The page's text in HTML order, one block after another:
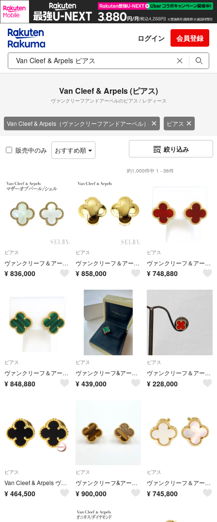
ログイン 会員登録
Van Cleef & Arpels (ピアス)
ヴァンクリーフアンドアーペルのピアス / レディース
Van Cleef & Arpels（ヴァンクリーフアンドアーペル） ピアス
販売中のみ おすすめ順 絞り込み
約1,000件中 1 - 36件
ピアス
ヴァンクリーフ＆アーペル K18YG マザーオブパール/シェル ピアス ヴィンテージアルハンブラ
¥ 836,000
ピアス
ヴァンクリーフ＆アーペル K18YG ピアス ピュアアルハンブラ
¥ 858,000
ピアス
ヴァンクリーフ＆アーペル ヴィンテージ アルハンブラ ピアス VCARD40400 Au750 (K18YG) レディース Van Cleef & Arpels [美品] 【中古】 【ジュエリー】
¥ 748,880
ピアス
ヴァンクリーフ＆アーペル ヴィンテージ アルハンブラ ピアス VCARO3QL00 Au750 (K18YG) レディース Van Cleef & Arpels [美品] 【中古】 【ジュエリー】
¥ 848,880
ピアス
ヴァンクリーフ&アーペル ヴィンテージンアルハンブラ ピアス マラカイト 片耳
¥ 439,000
ピアス
ヴァンクリーフ＆アーペル ピアス スウィート アルハンブラ K18PG 片方のみ●VCA シングル Au750 カーネリアン 新品仕上済 6580A
¥ 228,000
ピアス
Van Cleef & Arpels ヴァンクリーフ＆アーペル スウィート アルハンブラ ピアス K18YG オニキス ゴールド ブラック【中古】
¥ 464,500
ピアス
ヴァンクリーフ&アーペル ヴィンテージアルハンブラ タイガーズアイ
¥ 900,000
ピアス
ヴァンクリーフ＆アーペル Van Cleef & Arpels ピアス ヴィンテージアルハンブラ VCARA44100 ホワイト シェル K18YG 【中古】
¥ 745,800